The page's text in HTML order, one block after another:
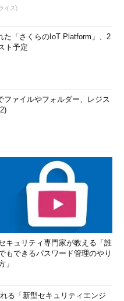
イズ)
た「さくらのIoT Platform」、2
ト予定
ファイルやフォルダー、レジス
キュリティ専門家が教える「誰
もできるパスワード管理のやり
」
る「新型セキュリティエンジ